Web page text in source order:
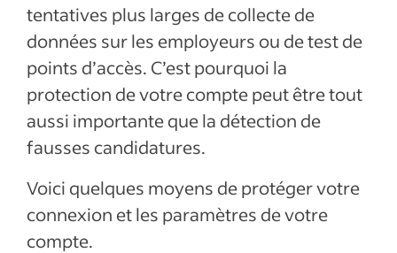
tentatives plus larges de collecte de
données sur les employeurs ou de test de
points d’accès. C’est pourquoi la
protection de votre compte peut être tout
aussi importante que la détection de
fausses candidatures.
Voici quelques moyens de protéger votre
connexion et les paramètres de votre
compte.